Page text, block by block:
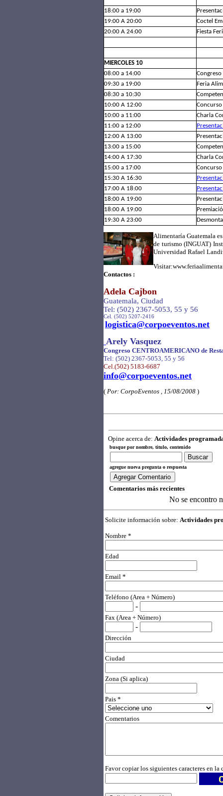
18:00 a 19:00
19:00 A 20:00
Coctel
20:00 A 24:00
Fiesta
MIERCOLES 10
08:00 a 14:00
Congreso
09:30 a 19:00
Feria
08:30 a 10:30
10:00 A 12:00
Concurso
10:00 a 11:00
Charla
11:00 a 12:00
12:00 A 13:00
13:00 a 15:00
14:00 A 17:30
Charla
15:00 a 17:00
15:30 A 16:30
17:00 A 18:00
18:00 A 19:00
18:00 A 19:00
19:30 A 23:00
Alimentaría Guatemala
de turismo (INGUAT)
Universidad Rafael
Contactos :
Adela Cajbon
Guatemala, Ciudad
Tel: (502) 2367-5053, 55 y 56
Cel. (502) 5207-2416
logistica@corpoeventos.net
Arely Vasquez
Congreso CENTROAMERICANO de
Tel: (502) 2367-5053, 55 y 56
Cel.(502) 5183-6687
info@corpoeventos.net
( Por: CorpoEventos , 15/08/2008 )
Opine acerca de:Actividades
busque por nombre, titulo, contenido
agregue nueva pregunta o respuesta
Comentarios más recientes
No se encontro
Solicite información sobre: Actividades
Nombre *
Edad
Email *
Teléfono (Area + Número)
-
Fax (Area + Número)
-
Dirección
Ciudad
Zona (Si aplica)
Pais *
Comentarios
Favor copiar los siguientes caracteres en la